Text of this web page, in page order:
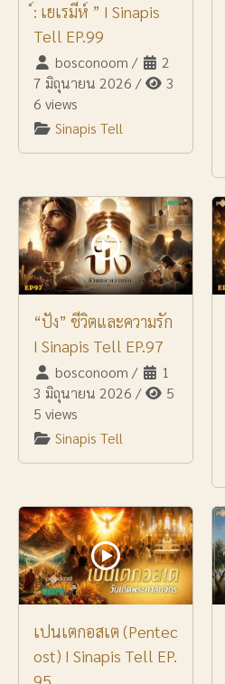
์: เยเรมีห์ ” I Sinapis
Tell EP.99
bosconoom /
2
7 มิถุนายน 2026 /
3
6 views
Sinapis Tell
“ปัง” ชีวิตและความรัก
I Sinapis Tell EP.97
bosconoom /
1
3 มิถุนายน 2026 /
5
5 views
Sinapis Tell
เปนเตกอสเต (Pentec
ost) I Sinapis Tell EP.